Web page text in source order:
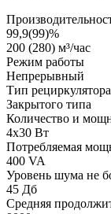
99,9(99)%
200 (280) м³/час
Режим работы
Непрерывный
Тип рециркулятора
Закрытого типа
Количество и
4х30 Вт
Потребляемая
400 VA
Уровень шума не
45 Дб
Средняя